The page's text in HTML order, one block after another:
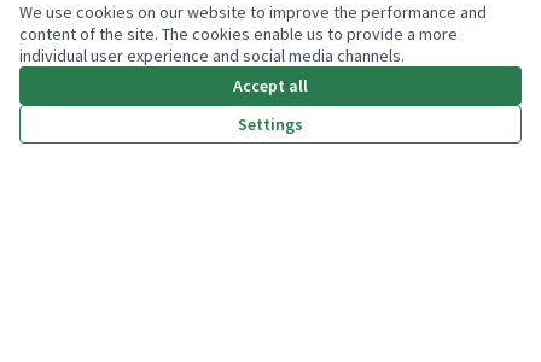
We use cookies on our website to improve the performance and
content of the site. The cookies enable us to provide a more
individual user experience and social media channels.
Accept all
Settings
My account
Log in